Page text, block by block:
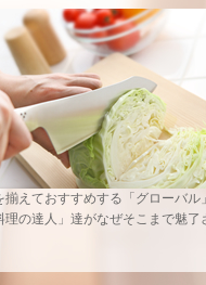
えておすすめする「グローバル
の達人」達がなぜそこまで魅了